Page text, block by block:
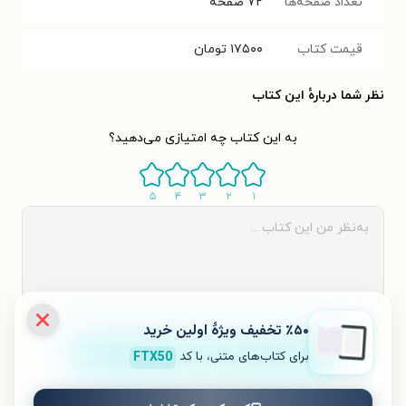
قیمت کتاب ۱۷۵۰۰ تومان
نظر شما دربارهٔ این کتاب
به این کتاب چه امتیازی می‌دهید؟
۱ ۲ ۳ ۴ ۵
ثبت نظر
٪۵۰ تخفیف ویژۀ اولین خرید
برای کتاب‌های متنی، با کد FTX50